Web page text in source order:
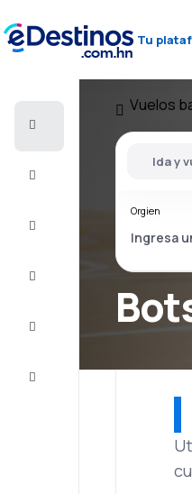
Tu
Atención
Vuelos
Ida y
Orgien